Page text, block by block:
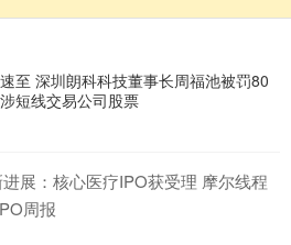
至 深圳朗科科技董事长周福池被罚80
短线交易公司股票
展：核心医疗IPO获受理 摩尔线程
周报